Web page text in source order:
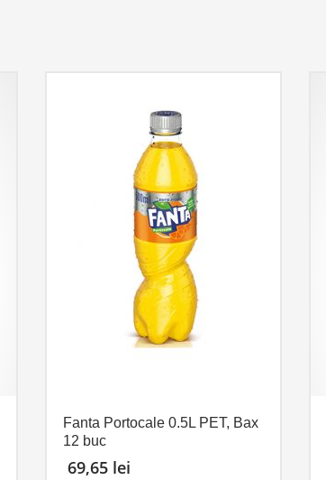
Fanta Portocale 0.5L PET, Bax
12 buc
69,65 lei